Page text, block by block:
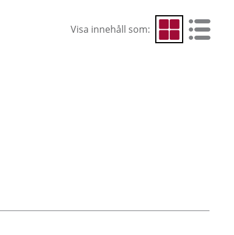
Visa innehåll som: Visa som rutnät
Visa som